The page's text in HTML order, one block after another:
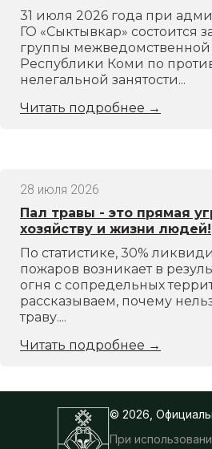
31 июля 2026 года при
ГО «Сыктывкар» состоится
группы
Республики Коми по
нелегальной занятости...
Читать подробнее →
28 июля 2026
Пал травы - это прямая
хозяйству и жизни людей!
По статистике, 30%
пожаров возникает в
огня с сопредельных
рассказываем, почему
траву....
Читать подробнее →
© 2026,
При